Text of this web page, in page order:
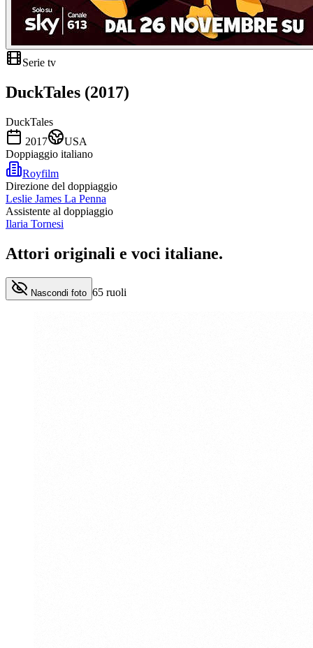
Serie tv
DuckTales (2017)
DuckTales
2017
USA
Doppiaggio italiano
Royfilm
Direzione del doppiaggio
Leslie James La Penna
Assistente al doppiaggio
Ilaria Tornesi
Attori originali e voci italiane.
Nascondi foto 65 ruoli